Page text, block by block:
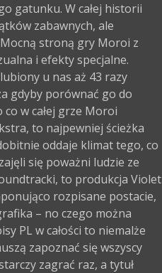
gatunku. W całej historii
zabawnych, ale
stroną gry Moroi z
i efekty specjalne.
u nas aż 43 razy
gdyby porównać go do
w całej grze Moroi
to najpewniej ścieżka
oddaje klimat tego, co
się poważni ludzie ze
to produkcja Violet
rozpisane postacie,
– no czego można
PL w całości to niemalże
zapoznać się wszyscy
zagrać raz, a tytuł